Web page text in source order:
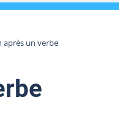
après un verbe